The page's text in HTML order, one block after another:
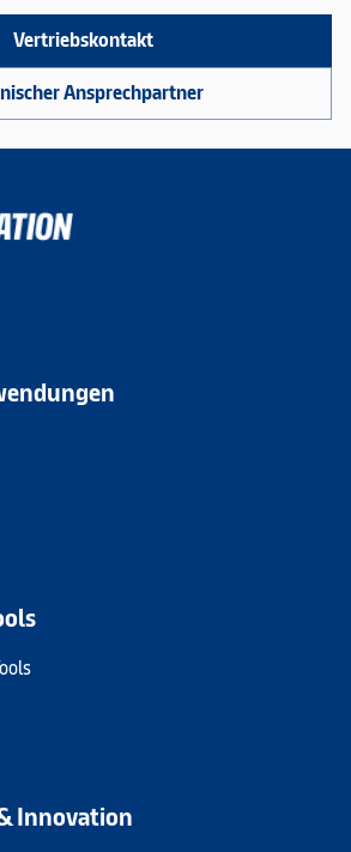
Vertriebskontakt
Ansprechpartner
Innovation